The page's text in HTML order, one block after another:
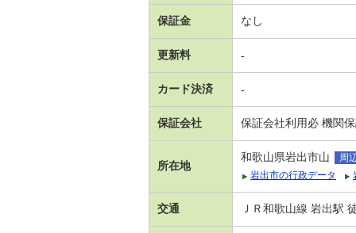
保証金 なし
更新料 -
カード決済 -
保証会社 保証会社利用必 機関
所在地
和歌山県岩出市山
周
岩出市の行政データ
交通 ＪＲ和歌山線 岩出駅